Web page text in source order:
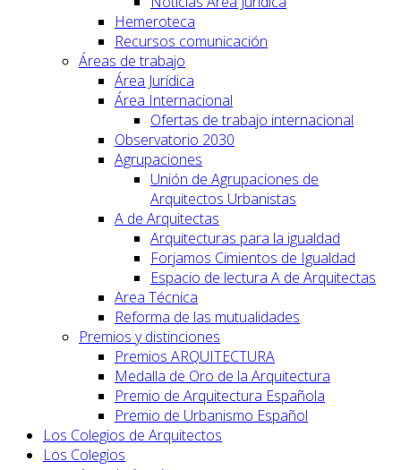
Hemeroteca
Recursos comunicación
Áreas de trabajo
Área Jurídica
Área Internacional
Ofertas de trabajo internacional
Observatorio 2030
Agrupaciones
Unión de Agrupaciones de
Arquitectos Urbanistas
A de Arquitectas
Arquitecturas para la igualdad
Forjamos Cimientos de Igualdad
Espacio de lectura A de Arquitectas
Area Técnica
Reforma de las mutualidades
Premios y distinciones
Premios ARQUITECTURA
Medalla de Oro de la Arquitectura
Premio de Arquitectura Española
Premio de Urbanismo Español
Los Colegios de Arquitectos
Los Colegios